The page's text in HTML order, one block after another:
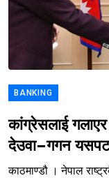
BANKING
कांग्रेसलाई
देउवा–गगन
काठमाण्डौ । नेपाल